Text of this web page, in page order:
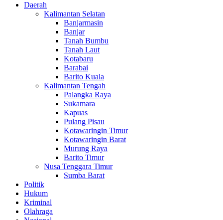
Daerah
Kalimantan Selatan
Banjarmasin
Banjar
Tanah Bumbu
Tanah Laut
Kotabaru
Barabai
Barito Kuala
Kalimantan Tengah
Palangka Raya
Sukamara
Kapuas
Pulang Pisau
Kotawaringin Timur
Kotawaringin Barat
Murung Raya
Barito Timur
Nusa Tenggara Timur
Sumba Barat
Politik
Hukum
Kriminal
Olahraga